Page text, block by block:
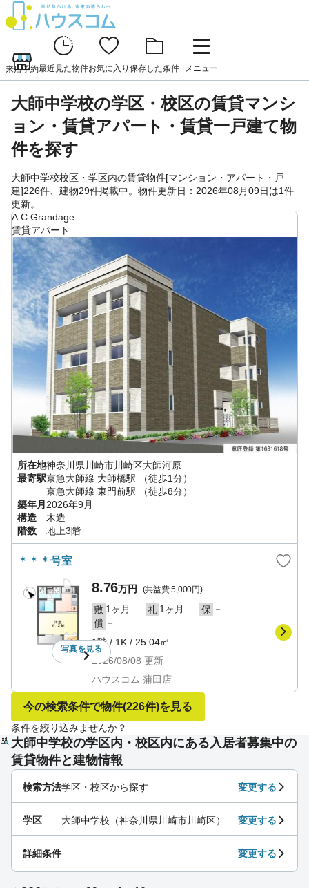
来店予約最近見た物件お気に入り 保存した条件 メニュー
大師中学校の学区・校区の賃貸マンシ
ョン・賃貸アパート・賃貸一戸建て物
件を探す
大師中学校校区・学区内の賃貸物件[マンション・アパート・戸
建]226件、建物29件掲載中。物件更新日：2026年08月09日は1件
更新。
A.C.Grandage
賃貸アパート
所在地神奈川県川崎市川崎区大師河原
最寄駅京急大師線 大師橋駅
（徒歩1分）
京急大師線 東門前駅
（徒歩8分）
築年月 2026年9月
構造
木造
階数
地上3階
＊＊＊号室
写真を見る
8.76万円 (共益費5,000円)
敷 1ヶ月 礼 1ヶ月 保 －
償 －
1階/ 1K / 25.04㎡
2026/08/08 更新
ハウスコム 蒲田店
今の検索条件で物件(226件)を見る
条件を絞り込みませんか？
大師中学校の学区内・校区内にある入居者募集中の
賃貸物件と建物情報
検索方法学区・校区から探す 変更する
学区 大師中学校（神奈川県川崎市川崎区） 変更する
詳細条件 変更する